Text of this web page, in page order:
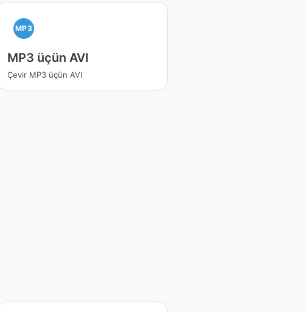
MP3
MP3 üçün AVI
Çevir MP3 üçün AVI